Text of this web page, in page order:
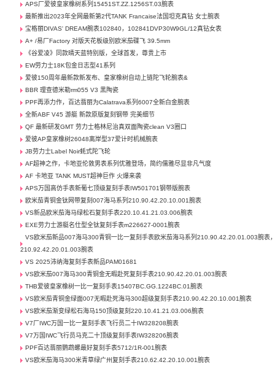
APS厂爱彼皇家橡树系列15451ST.ZZ.1256ST.03腕表
最新推出2023年全网最新第2代TANK Francaise法国坦克真钻 女士腕表
宝格丽DIVAS' DREAM腕表102840，102841DVP30W9GL/12真钻女表
A+ /易厂Factory 对版天花板级别欧米茄碟飞 39.5mm
《谷爱凌》同款晴天蓝特别版，全球首发，尊贵上市
EW劳力士18K包金日志型41系列
爱彼150周年最新款新发布、皇家橡树自动上链陀飞轮腕表&
BBR 理查德米勒rm055 V3 黑陶瓷
PPF再添力作，百达翡丽为Calatrava系列6007全新白金腕表
全新ABF V45 游艇 新款原版复刻钢带 完美细节
QF 最新研发GMT 劳力士格林尼治真双面陶瓷clean V3圈口
爱彼AP皇家橡树26048离岸型37爱计时机械腕表
JB劳力士Label Noir蚝式陀飞轮
AF超神之作，卡地亚伦敦男表系列优雅登场，简约儒雅尽显非凡气度
AF 卡地亚 TANK MUST超神巨作 火爆来袭
APS万国高仿手表新葡七顶级复刻手表IW501701钢带版腕表
欧米茄青铜金钛网带复刻007海马系列210.90.42.20.10.001腕表
VS新品欧米茄海马绿松石复刻手表220.10.41.21.03.006腕表
EXE劳力士游艇名仕型全钛复刻手表m226627-0001腕表
VS欧米茄新品007海马300青铜一比一复刻手表欧米茄海马系列210.90.42.20.01.003腕表
210.92.42.20.01.003腕表
VS 2025沛纳海复刻手表新品PAM01681
VS欧米茄007海马300青铜金无暇赴死复刻手表210.90.42.20.01.003腕表
THB爱彼皇家橡树一比一复刻手表15407BC.GG.1224BC.01腕表
VS欧米茄青铜金绿面007无暇赴死海马300超级复刻手表210.90.42.20.10.001腕表
VS欧米茄渐变绿松石海马150顶级复刻220.10.41.21.03.006腕表
V7厂IWC万国一比一复刻手表飞行员二十IW328208腕表
V7万国IWC飞行员马克二十顶级复刻手表IW328206腕表
PPF百达翡丽鹦鹉螺最好复刻手表5712/1R-001腕表
VS欧米茄海马300米青草绿广州复刻手表210.62.42.20.10.001腕表